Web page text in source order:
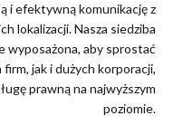
i efektywną komunikację z
lokalizacji. Nasza siedziba
wyposażona, aby sprostać
jak i dużych korporacji,
prawną na najwyższym
poziomie.